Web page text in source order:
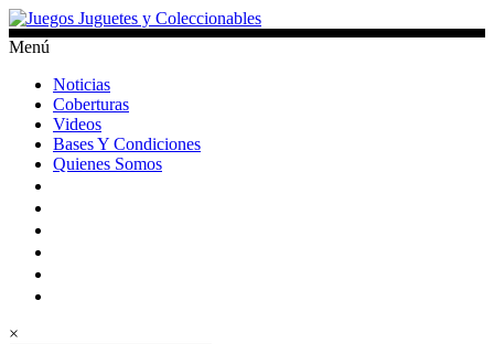
Saltar
al
contenido
Juguetes
Coleccionables
Noticias
para
coleccionistas.
Menú
Noticias
Coberturas
Videos
Bases Y Condiciones
Quienes Somos
×